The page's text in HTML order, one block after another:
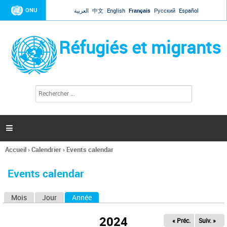
Jump to navigation
ONU العربية 中文 English Français Русский Español
Réfugiés et migrants
l
c
h
e

Vous
ici
Accueil›Calendrier› Events calendar
Events calendar
Mois Jour Année
2024 « Préc. Suiv. »